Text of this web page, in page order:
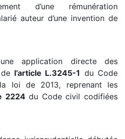
d’une rémunération
auteur d’une invention de
application directe des
l’article L.3245-1 du Code
loi de 2013, reprenant les
2224du Code civil codifiées